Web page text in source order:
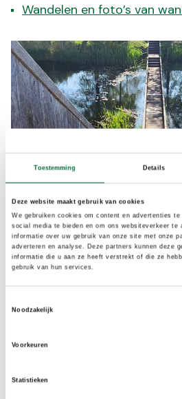
Toestemming Details
Deze website maakt gebruik van cookies
We gebruiken cookies om content en advertenties
social media te bieden en om ons websiteverkeer te
informatie over uw gebruik van onze site met onze
adverteren en analyse. Deze partners kunnen deze
informatie die u aan ze heeft verstrekt of die ze
gebruik van hun services.
Noodzakelijk
Voorkeuren
Statistieken
Wandelen en foto’s van
Wandelinfluencers
Maaike van Meerten plaatste deze